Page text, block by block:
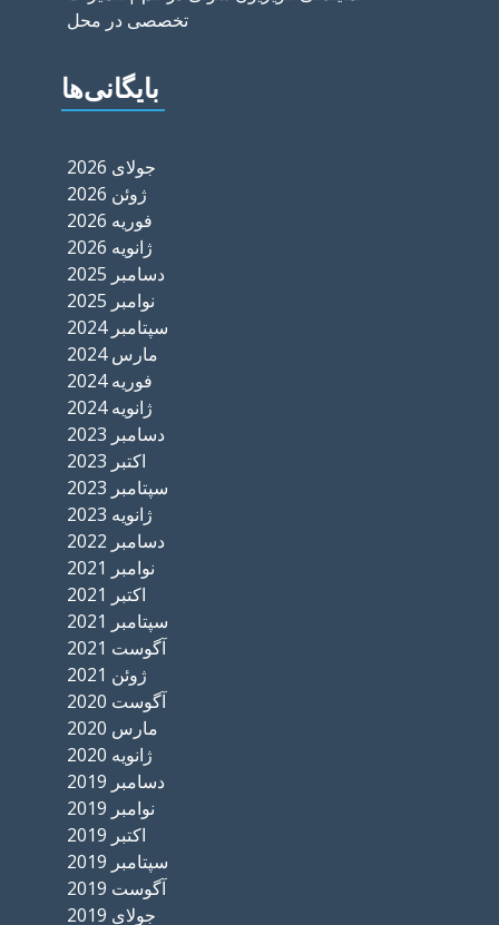
تخصصی در محل
بایگانی‌ها
جولای 2026
ژوئن 2026
فوریه 2026
ژانویه 2026
دسامبر 2025
نوامبر 2025
سپتامبر 2024
مارس 2024
فوریه 2024
ژانویه 2024
دسامبر 2023
اکتبر 2023
سپتامبر 2023
ژانویه 2023
دسامبر 2022
نوامبر 2021
اکتبر 2021
سپتامبر 2021
آگوست 2021
ژوئن 2021
آگوست 2020
مارس 2020
ژانویه 2020
دسامبر 2019
نوامبر 2019
اکتبر 2019
سپتامبر 2019
آگوست 2019
جولای 2019